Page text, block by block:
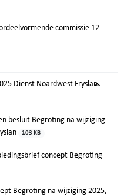
commissie 12
Dienst Noardwest Fryslan
besluit Begroting na wijziging
103 KB
concept Begroting
Begroting na wijziging 2025,